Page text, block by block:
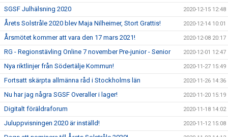
SGSF Julhälsning 2020 2020-12-15 12:48
Årets Solstråle 2020 blev Maja Nilheimer, Stort Grattis! 2020-12-14 10:01
Årsmötet kommer att vara den 17 mars 2021! 2020-12-08 20:17
RG - Regionstävling Online 7 november Pre-junior - Senior 2020-12-01 12:47
Nya riktlinjer från Södertälje Kommun! 2020-11-27 15:49
Fortsatt skärpta allmänna råd i Stockholms län 2020-11-26 14:36
Nu har jag några SGSF Overaller i lager! 2020-11-20 15:19
Digitalt föräldraforum 2020-11-18 14:02
Juluppvisningen 2020 är inställd! 2020-11-12 15:08